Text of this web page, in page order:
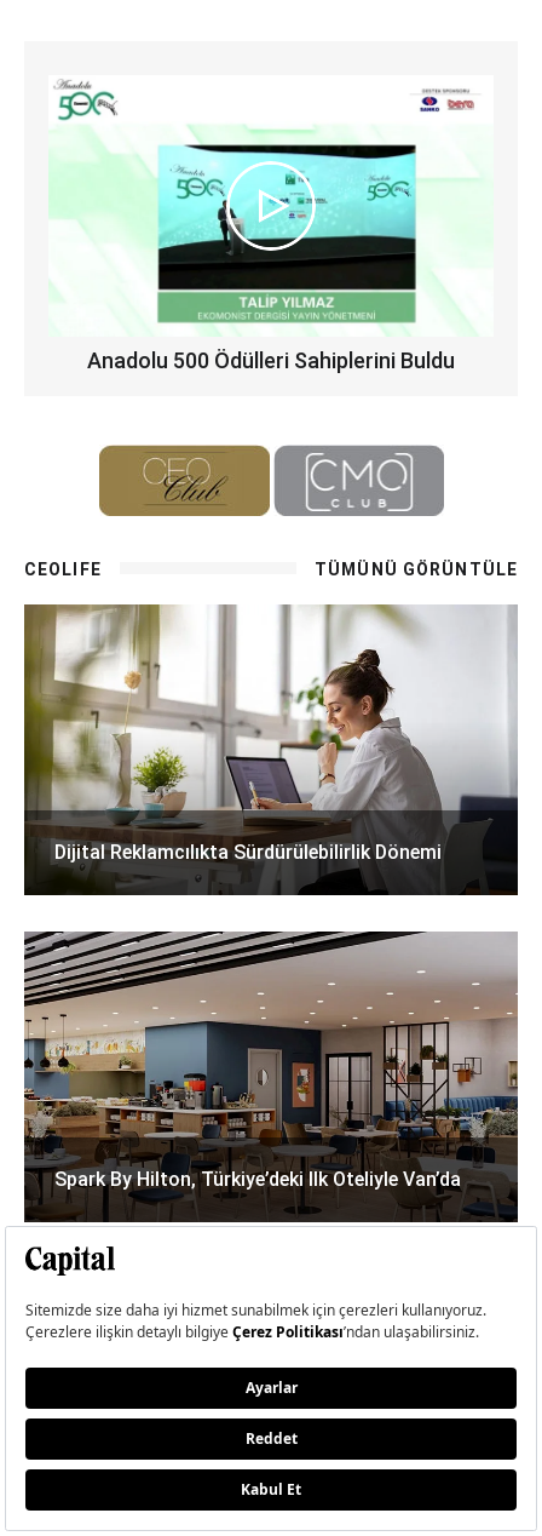
Anadolu 500 Ödülleri Sahiplerini Buldu
CEOLIFE TÜMÜNÜ GÖRÜNTÜLE
Dijital Reklamcılıkta Sürdürülebilirlik Dönemi
Spark By Hilton, Türkiye’deki Ilk Oteliyle Van’da